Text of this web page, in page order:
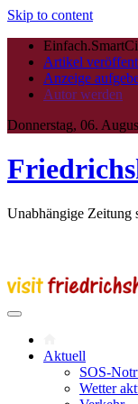
Skip to content
Artikel
Anzeige
Autor werden
Donnerstag, 06.
Unabhängige Zeitung
Aktuell
SOS-
Wetter